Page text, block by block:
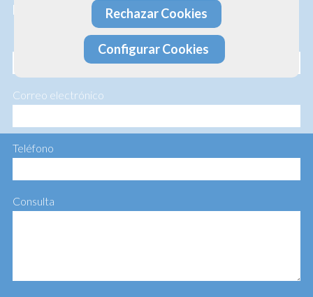
Profesionalidad · Experiencia · Efectividad
Correo electrónico
Teléfono
Consulta
Rechazar Cookies
Configurar Cookies